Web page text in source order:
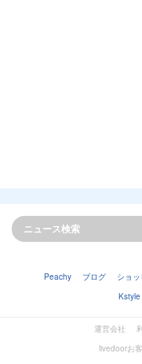
Peachy ブログ ショ
Kstyle
運営会社
livedoorお